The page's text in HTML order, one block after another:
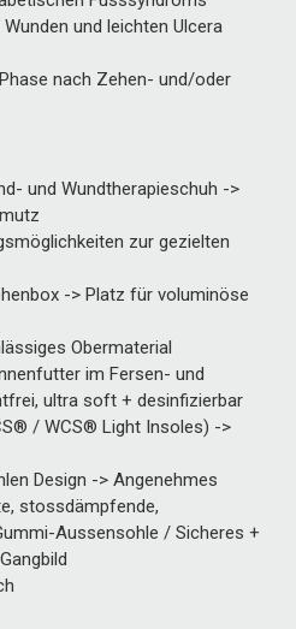
und leichten Ulcera
nach Zehen- und/oder
und Wundtherapieschuh ->
zur gezielten
-> Platz für voluminöse
Obermaterial
im Fersen- und
ultra soft + desinfizierbar
/ WCS® Light Insoles) ->
Design -> Angenehmes
stossdämpfende,
Aussensohle / Sicheres +